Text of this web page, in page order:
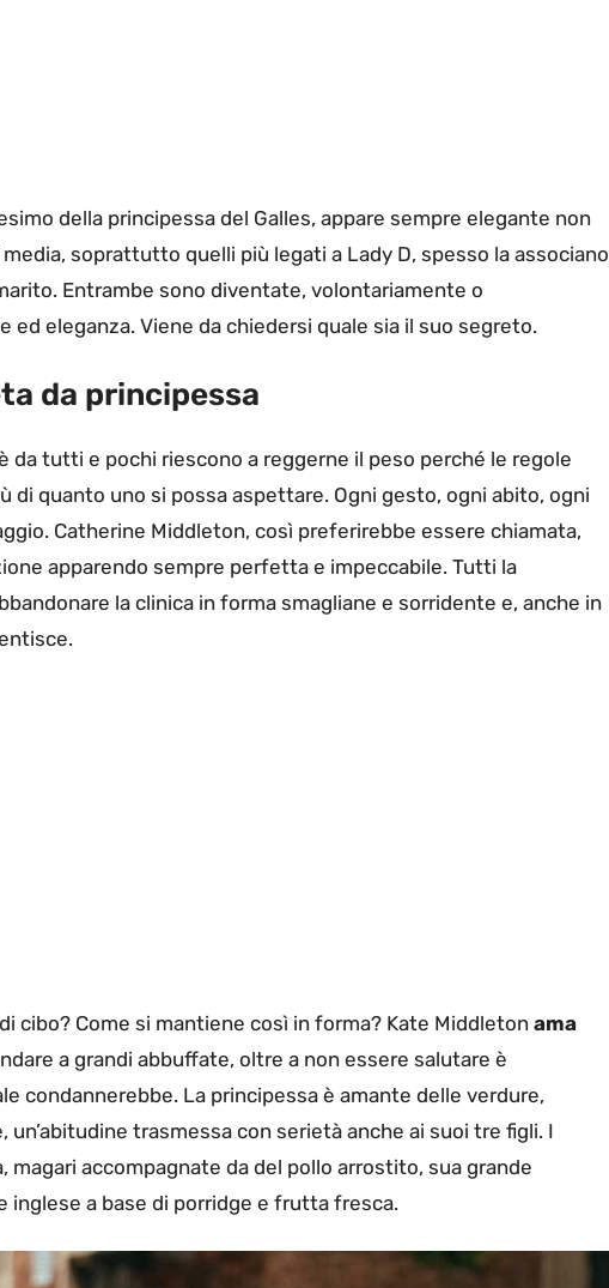
della principessa del Galles, appare sempre elegante non
soprattutto quelli più legati a Lady D, spesso la associano
Entrambe sono diventate, volontariamente o
eleganza. Viene da chiedersi quale sia il suo segreto.
da principessa
da tutti e pochi riescono a reggerne il peso perché le regole
di quanto uno si possa aspettare. Ogni gesto, ogni abito, ogni
Catherine Middleton, così preferirebbe essere chiamata,
apparendo sempre perfetta e impeccabile. Tutti la
la clinica in forma smagliane e sorridente e, anche in
cibo? Come si mantiene così in forma? Kate Middletonama
a grandi abbuffate, oltre a non essere salutare è
condannerebbe. La principessa è amante delle verdure,
trasmessa con serietà anche ai suoi tre figli. I
magari accompagnate da del pollo arrostito, sua grande
inglese a base di porridge e frutta fresca.